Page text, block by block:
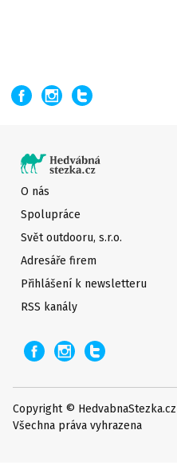
O nás
Spolupráce
Svět outdooru, s.r.o.
Adresáře firem
Přihlášení k newsletteru
RSS kanály
Copyright © HedvabnaStezka.cz
Všechna práva vyhrazena